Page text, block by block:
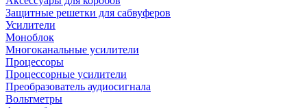
Защитные решетки для сабвуферов
Усилители
Моноблок
Многоканальные усилители
Процессоры
Процессорные усилители
Преобразователь аудиосигнала
Вольтметры